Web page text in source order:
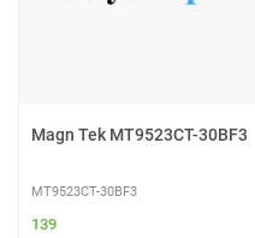
Magn Tek MT9523CT-30BF3
MT9523CT-30BF3
139